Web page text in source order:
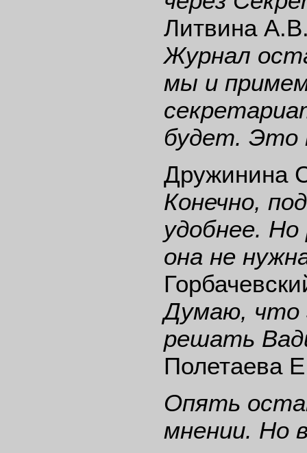
Литвина
Журнал
мы и
будет. Это
Дружинина
Конечно,
удобнее.
она не
Думаю, что
решать
Полетаева
Опять
мнении. Но